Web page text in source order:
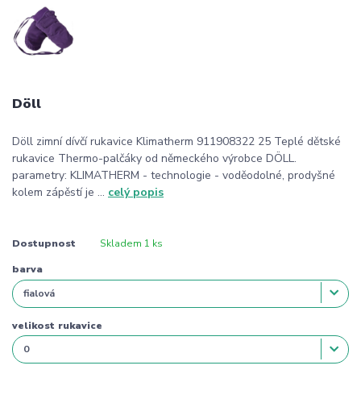
Döll
Döll zimní dívčí rukavice Klimatherm 911908322 25 Teplé dětské
rukavice Thermo-palčáky od německého výrobce DÖLL.
parametry: KLIMATHERM - technologie - voděodolné, prodyšné
kolem zápěstí je ... celý popis
Dostupnost Skladem 1 ks
barva
velikost rukavice